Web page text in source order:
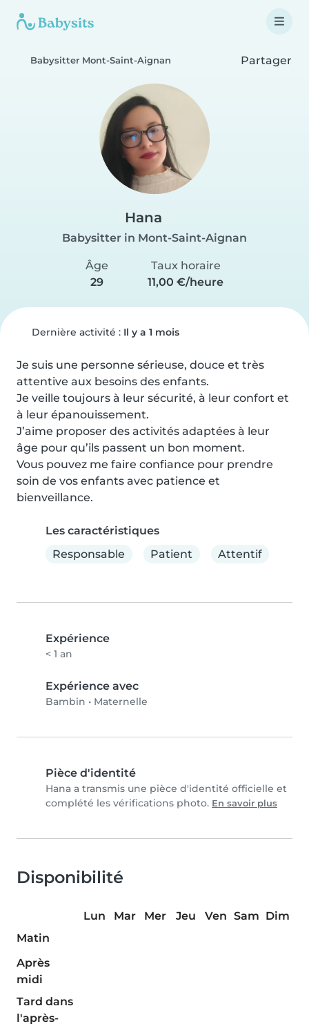
Babysitter Mont-Saint-Aignan Partager
Hana
Babysitter in Mont-Saint-Aignan
Âge
29
Taux horaire
11,00 €/heure
Dernière activité : Il y a 1 mois
Je suis une personne sérieuse, douce et très
attentive aux besoins des enfants.
Je veille toujours à leur sécurité, à leur confort et
à leur épanouissement.
J’aime proposer des activités adaptées à leur
âge pour qu’ils passent un bon moment.
Vous pouvez me faire confiance pour prendre
soin de vos enfants avec patience et
bienveillance.
Les caractéristiques
Responsable
Patient Attentif
Expérience
< 1 an
Expérience avec
Bambin • Maternelle
Pièce d'identité
Hana a transmis une pièce d'identité officielle et
complété les vérifications photo. En savoir plus
Disponibilité
Lun Mar Mer Jeu Ven Sam Dim
Matin
Après
midi
Tard dans
l'après-